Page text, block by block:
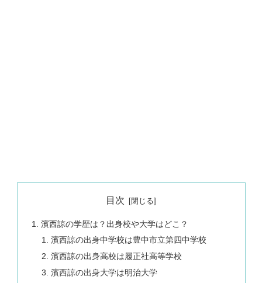
目次
濱西諒の学歴は？出身校や大学はどこ？
濱西諒の出身中学校は豊中市立第四中学校
濱西諒の出身高校は履正社高等学校
濱西諒の出身大学は明治大学